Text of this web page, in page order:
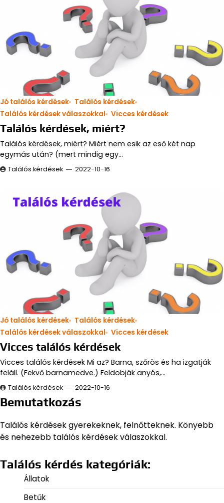
Jó találós kérdések
Találós kérdések
Találós kérdések válaszokkal
Vicces kérdések
Találós kérdések, miért?
Találós kérdések, miért? Miért nem esik az eső két nap
egymás után? (mert mindig egy…
Találós kérdések 2022-10-16
Jó találós kérdések
Találós kérdések
Találós kérdések válaszokkal
Vicces kérdések
Vicces találós kérdések
Vicces találós kérdések Mi az? Barna, szőrös és ha izgatják
feláll. (Fekvő barnamedve.) Feldobják anyós,…
Találós kérdések 2022-10-16
Bemutatkozás
Találós kérdések gyerekeknek, felnőtteknek. Könyebb
és nehezebb találós kérdések válaszokkal.
Találós kérdés kategóriák:
Állatok
Betűk